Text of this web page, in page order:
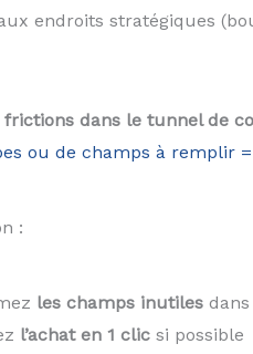
endroits stratégiques
frictions dans le tunnel de
ou de champs à remplir
:
les champs inutilesdans
l’achat en 1 clicsi possible